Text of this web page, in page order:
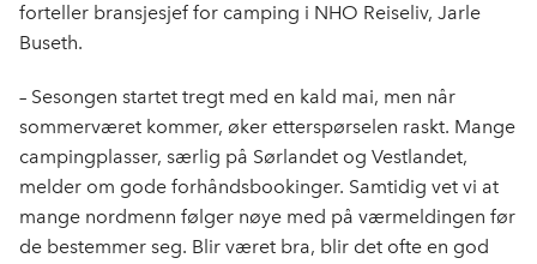
forteller bransjesjef for camping i NHO Reiseliv, Jarle
Buseth.
– Sesongen startet tregt med en kald mai, men når
sommerværet kommer, øker etterspørselen raskt. Mange
campingplasser, særlig på Sørlandet og Vestlandet,
melder om gode forhåndsbookinger. Samtidig vet vi at
mange nordmenn følger nøye med på værmeldingen før
de bestemmer seg. Blir været bra, blir det ofte en god